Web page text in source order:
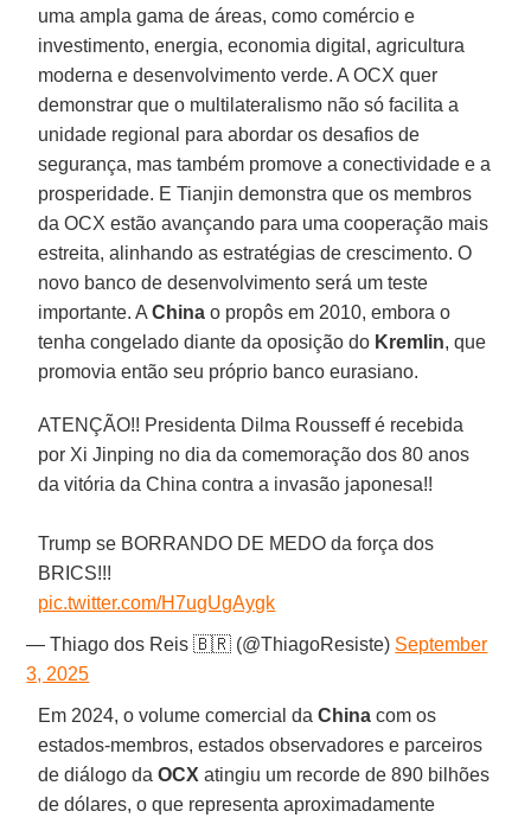
uma ampla gama de áreas, como comércio e
investimento, energia, economia digital, agricultura
moderna e desenvolvimento verde. A OCX quer
demonstrar que o multilateralismo não só facilita a
unidade regional para abordar os desafios de
segurança, mas também promove a conectividade e a
prosperidade. E Tianjin demonstra que os membros
da OCX estão avançando para uma cooperação mais
estreita, alinhando as estratégias de crescimento. O
novo banco de desenvolvimento será um teste
importante. AChina o propôs em 2010, embora o
tenha congelado diante da oposição do Kremlin, que
promovia então seu próprio banco eurasiano.
ATENÇÃO!! Presidenta Dilma Rousseff é recebida
por Xi Jinping no dia da comemoração dos 80 anos
da vitória da China contra a invasão japonesa!!
Trump se BORRANDO DE MEDO da força dos
BRICS!!!
pic.twitter.com/H7ugUgAygk
— Thiago dos Reis 🇧🇷 (@ThiagoResiste) September
3, 2025
Em 2024, o volume comercial daChina com os
estados-membros, estados observadores e parceiros
de diálogo daOCX atingiu um recorde de 890 bilhões
de dólares, o que representa aproximadamente